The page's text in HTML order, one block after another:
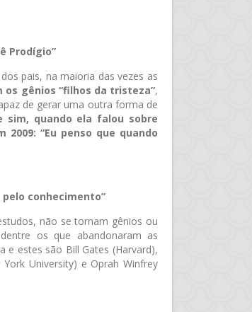
Prodígio”
pais, na maioria das vezes as
os gênios “filhos da tristeza”,
de gerar uma outra forma de
sim, quando ela falou sobre
“Eu penso que quando
conhecimento”
não se tornam gênios ou
os que abandonaram as
e estes são Bill Gates (Harvard),
York University) e Oprah Winfrey